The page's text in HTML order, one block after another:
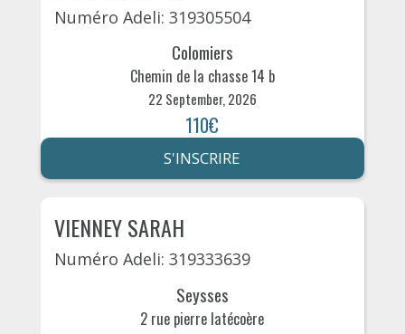
Numéro Adeli: 319305504
Colomiers
Chemin de la chasse 14 b
22 September, 2026
110€
S'INSCRIRE
VIENNEY SARAH
Numéro Adeli: 319333639
Seysses
2 rue pierre latécoère